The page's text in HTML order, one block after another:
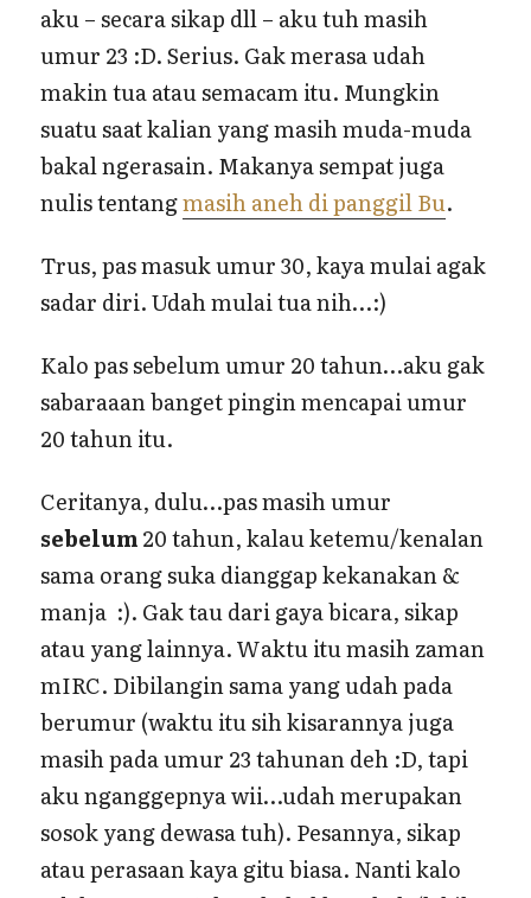
aku – secara sikap dll – aku tuh masih
umur 23 :D. Serius. Gak merasa udah
makin tua atau semacam itu. Mungkin
suatu saat kalian yang masih muda-muda
bakal ngerasain. Makanya sempat juga
nulis tentangmasih aneh di panggil Bu.
Trus, pas masuk umur 30, kaya mulai agak
sadar diri. Udah mulai tua nih…:)
Kalo pas sebelum umur 20 tahun…aku gak
sabaraaan banget pingin mencapai umur
20 tahun itu.
Ceritanya, dulu…pas masih umur
sebelum20 tahun, kalau ketemu/kenalan
sama orang suka dianggap kekanakan &
manja :). Gak tau dari gaya bicara, sikap
atau yang lainnya. Waktu itu masih zaman
mIRC. Dibilangin sama yang udah pada
berumur (waktu itu sih kisarannya juga
masih pada umur 23 tahunan deh :D, tapi
aku nganggepnya wii…udah merupakan
sosok yang dewasa tuh). Pesannya, sikap
atau perasaan kaya gitu biasa. Nanti kalo